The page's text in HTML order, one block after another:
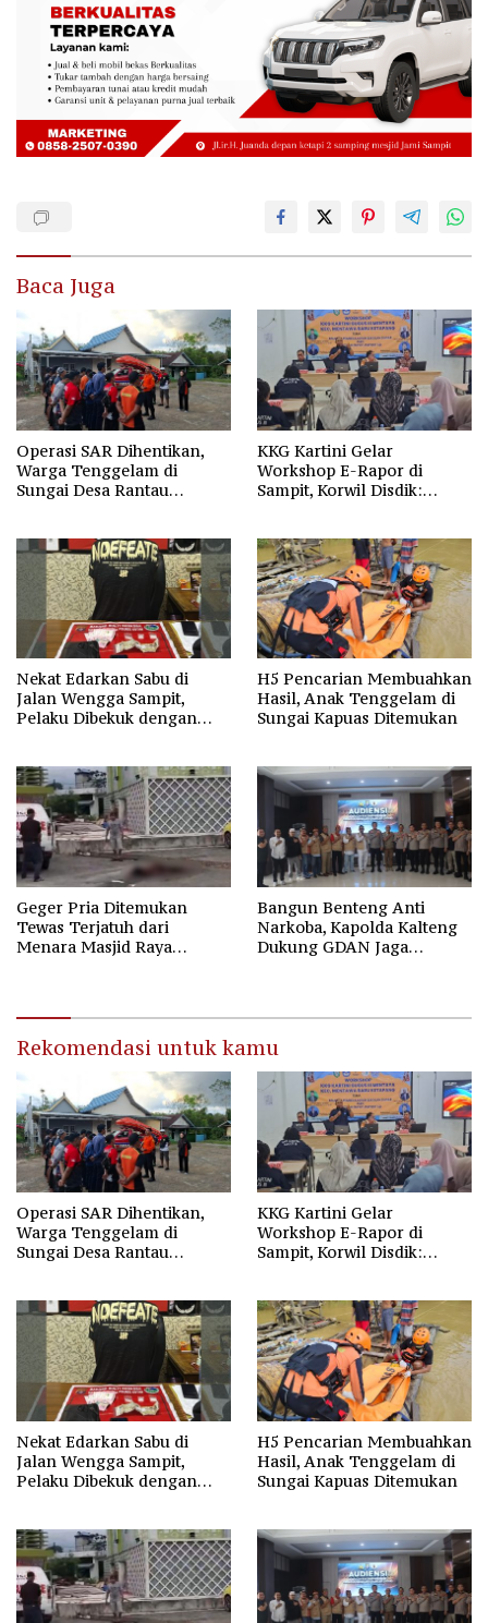
Baca Juga
Operasi SAR Dihentikan,
Warga Tenggelam di
Sungai Desa Rantau
KKG Kartini Gelar
Workshop E-Rapor di
Sampit, Korwil Disdik:
Nekat Edarkan Sabu di
Jalan Wengga Sampit,
Pelaku Dibekuk dengan
H5 Pencarian Membuahkan
Hasil, Anak Tenggelam di
Sungai Kapuas Ditemukan
Geger Pria Ditemukan
Tewas Terjatuh dari
Menara Masjid Raya
Bangun Benteng Anti
Narkoba, Kapolda Kalteng
Dukung GDAN Jaga
Rekomendasi untuk kamu
Operasi SAR Dihentikan,
Warga Tenggelam di
Sungai Desa Rantau
KKG Kartini Gelar
Workshop E-Rapor di
Sampit, Korwil Disdik:
Nekat Edarkan Sabu di
Jalan Wengga Sampit,
Pelaku Dibekuk dengan
H5 Pencarian Membuahkan
Hasil, Anak Tenggelam di
Sungai Kapuas Ditemukan